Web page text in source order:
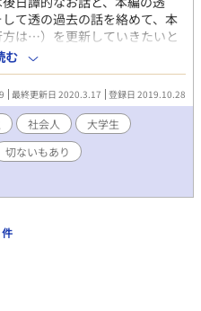
て透の過去の話を絡めて、本
は…）を更新していきたいと
ランに毎週金曜日にやって来
いた。 でも、ただの憧れだと
公園で偶然出会って、 誘われる
まう。 問題なのは、その人が
い大学生が本当の恋に目覚め
） ★性描写を含むページには
む
最終更新日 2020.3.17 登録日 2019.10.28
社会人
大学生
切ないもあり
件